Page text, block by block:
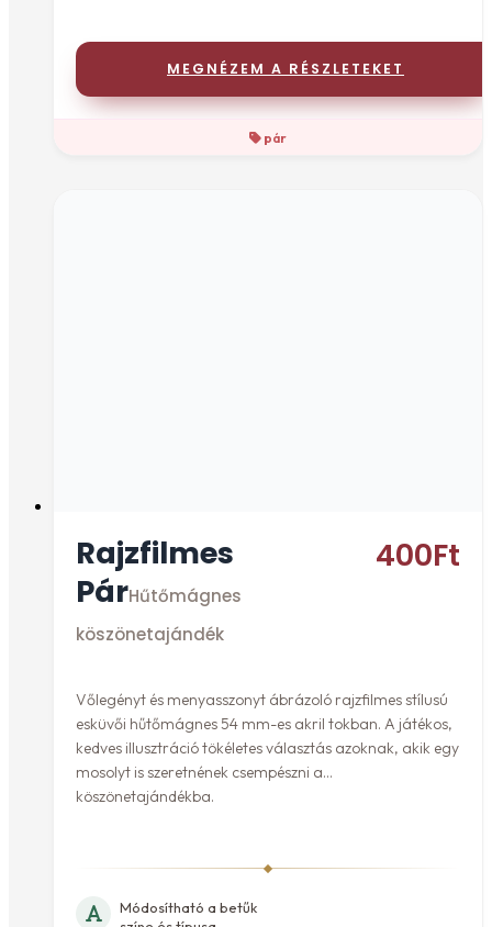
MEGNÉZEM A RÉSZLETEKET
pár
Rajzfilmes
PárHűtőmágnes
köszönetajándék
400Ft
Vőlegényt és menyasszonyt ábrázoló rajzfilmes stílusú
esküvői hűtőmágnes 54 mm-es akril tokban. A játékos,
kedves illusztráció tökéletes választás azoknak, akik egy
mosolyt is szeretnének csempészni a
köszönetajándékba.
Módosítható a betűk